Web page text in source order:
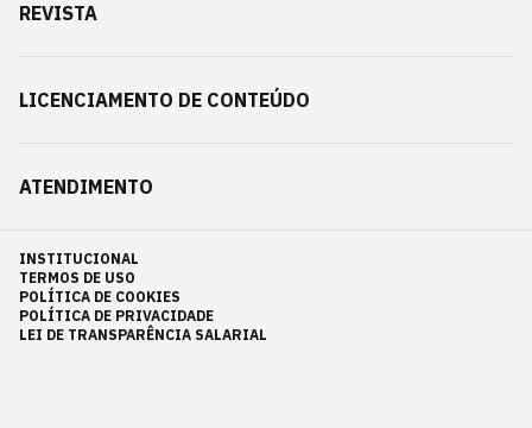
REVISTA
LICENCIAMENTO DE CONTEÚDO
ATENDIMENTO
INSTITUCIONAL
TERMOS DE USO
POLÍTICA DE COOKIES
POLÍTICA DE PRIVACIDADE
LEI DE TRANSPARÊNCIA SALARIAL